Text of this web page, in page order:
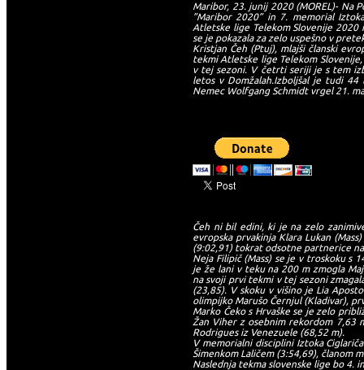
Maribor, 23. junij 2020 (MOREL)- Na
”Maribor 2020” in 7. memorial
Atletske lige Telekom Slovenije
se je pokazala za zelo uspešno v
Kristjan Čeh (Ptuj), mlajši članski
tekmi Atletske lige Telekom
v tej sezoni. V četrti seriji je s tem
letos v Domžalah.Izboljšal je tudi
Nemec Wolfgang Schmidt vrgel 21.
Čeh ni bil edini, ki je na zelo
evropska prvakinja Klara Lukan
(9:02,91) tokrat odsotne partnerice
Neja Filipič (Mass) se je v troskoku s
je že lani v teku na 200 m zmogla
na svoji prvi tekmi v tej sezoni
(23,85). V skoku v višino je Lia
olimpijko Marušo Černjul (Kladivar),
Marko Čeko s Hrvaške se je zelo
Žan Viher z osebnim rekordom 7,63
Rodrigues iz Venezuele (68,52 m).
V memorialni disciplini Iztoka
Šimenkom Laličem (3:54,69), članom
Naslednja tekma slovenske lige bo 4.